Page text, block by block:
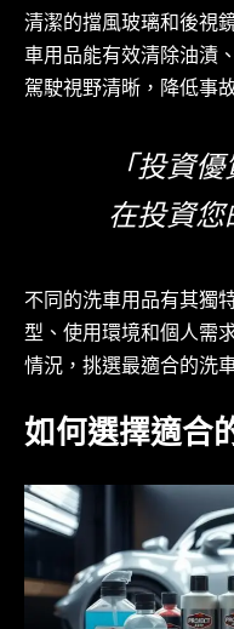
清潔的擋風玻璃和後視
車用品能有效清除油漬
駕駛視野清晰，降低事
「投資
在投資您
不同的洗車用品有其獨
型、使用環境和個人需
情況，挑選最適合的洗
如何選擇適合